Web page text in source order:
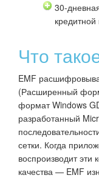
30-
Что
EMF
(Расширенный
формат Windows
разработанный
сетки. Когда
воспроизводит
качества — EMF